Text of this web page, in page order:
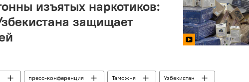
изъятых наркотиков:
защищает
пресс-конференция Таможня
Узбекистан